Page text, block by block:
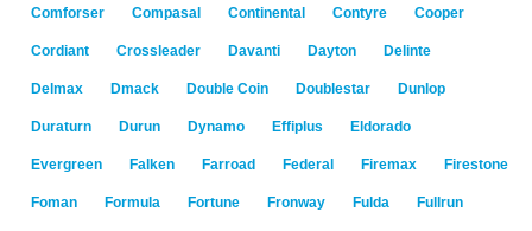
Comforser Compasal Continental Contyre Cooper
Cordiant Crossleader Davanti Dayton Delinte
Delmax Dmack Double Coin Doublestar Dunlop
Duraturn Durun Dynamo Effiplus Eldorado
Evergreen Falken Farroad Federal Firemax Firestone
Foman Formula Fortune Fronway Fulda Fullrun